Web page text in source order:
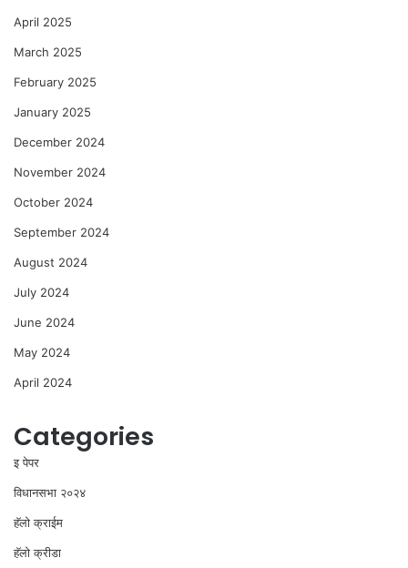
April 2025
March 2025
February 2025
January 2025
December 2024
November 2024
October 2024
September 2024
August 2024
July 2024
June 2024
May 2024
April 2024
Categories
इ पेपर
विधानसभा २०२४
⁠हॅलो क्राईम
हॅलो क्रीडा